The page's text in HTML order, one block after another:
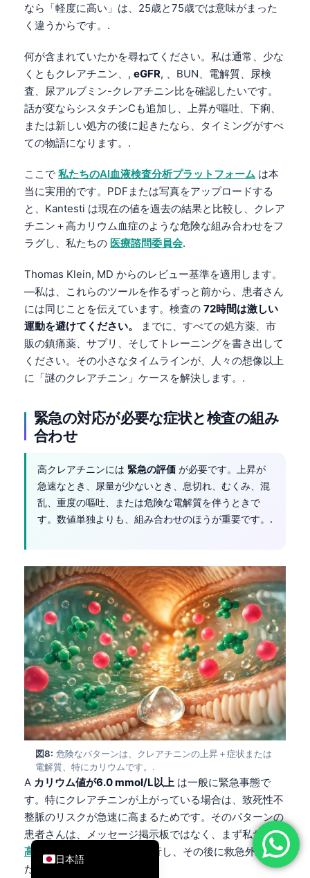
なら「軽度に高い」は、25歳と75歳では意味がまった
く違うからです。.
何が含まれていたかを尋ねてください。私は通常、少な
くともクレアチニン、, eGFR, 、BUN、電解質、尿検
査、尿アルブミン-クレアチニン比を確認したいです。
話が変ならシスタチンCも追加し、上昇が嘔吐、下痢、
または新しい処方の後に起きたなら、タイミングがすべ
ての物語になります。.
ここで 私たちのAI血液検査分析プラットフォーム は本
当に実用的です。PDFまたは写真をアップロードする
と、Kantesti は現在の値を過去の結果と比較し、クレア
チニン＋高カリウム血症のような危険な組み合わせをフ
ラグし、私たちの 医療諮問委員会.
Thomas Klein, MD からのレビュー基準を適用します。
—私は、これらのツールを作るずっと前から、患者さん
には同じことを伝えています。検査の 72時間は激しい
運動を避けてください。
までに、すべての処方薬、市
販の鎮痛薬、サプリ、そしてトレーニングを書き出して
ください。その小さなタイムラインが、人々の想像以上
に「謎のクレアチニン」ケースを解決します。.
緊急の対応が必要な症状と検査の組み
合わせ
高クレアチニンには 緊急の評価 が必要です。上昇が
急速なとき、尿量が少ないとき、息切れ、むくみ、混
乱、重度の嘔吐、または危険な電解質を伴うときで
す。数値単独よりも、組み合わせのほうが重要です。.
図8: 危険なパターンは、クレアチニンの上昇＋症状または
電解質、特にカリウムです。.
A カリウム値が6.0 mmol/L以上 は一般に緊急事態で
す。特にクレアチニンが上がっている場合は、致死性不
整脈のリスクが急速に高まるためです。そのパターンの
患者さんは、メッセージ掲示板ではなく、まず私たちの
高カリウム警告ガイド
に直行し、その後に救急外来ま
たはERへ送ります。.
日本語
English
Deutsch
العربية
Français
Italiano
Español
Português
Ελληνικά
Türkçe
Română
简体中文
Dansk
Nederlands
हिन्दी
Հայերեն
Српски језик
Svenska
Bosanski
Azərbaycan dili
Eesti
ქართული
Русский
Lietuvių kalba
Polski
한국어
Slovenščina
Magyar
বাংলা
मराठी